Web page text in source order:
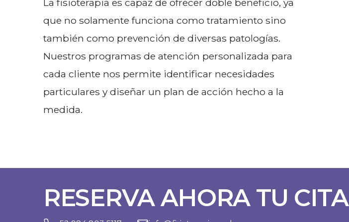
La fisioterapia es capaz de ofrecer doble beneficio, ya
que no solamente funciona como tratamiento sino
también como prevención de diversas patologías.
Nuestros programas de atención personalizada para
cada cliente nos permite identificar necesidades
particulares y diseñar un plan de acción hecho a la
medida.
RESERVA AHORA TU CITA